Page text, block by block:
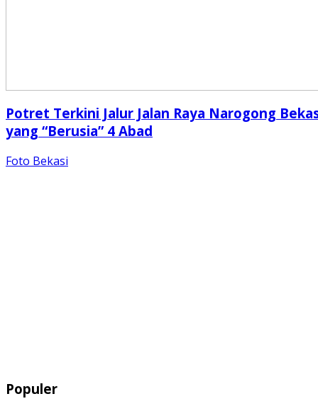
Potret Terkini Jalur Jalan Raya Narogong
yang “Berusia” 4 Abad
Foto Bekasi
Populer